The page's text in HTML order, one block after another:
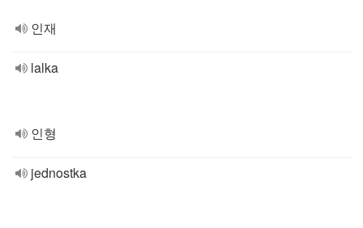
인재
lalka
인형
jednostka